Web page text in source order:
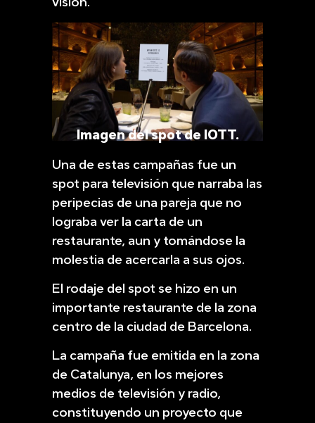
Imagen del spot de IOTT.
Una de estas campañas fue un
spot para televisión que narraba las
peripecias de una pareja que no
lograba ver la carta de un
restaurante, aun y tomándose la
molestia de acercarla a sus ojos.
El rodaje del spot se hizo en un
importante restaurante de la zona
centro de la ciudad de Barcelona.
La campaña fue emitida en la zona
de Catalunya, en los mejores
medios de televisión y radio,
constituyendo un proyecto que